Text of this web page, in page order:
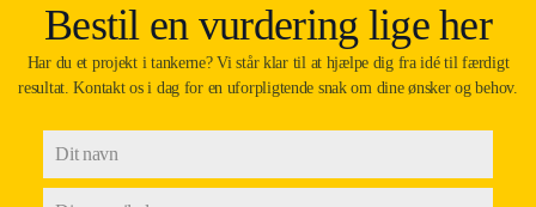
Bestil en vurdering lige her
Har du et projekt i tankerne? Vi står klar til at hjælpe dig fra idé til færdigt
resultat. Kontakt os i dag for en uforpligtende snak om dine ønsker og behov.